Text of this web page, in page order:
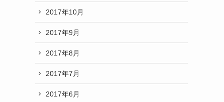
2017年10月
2017年9月
2017年8月
2017年7月
2017年6月